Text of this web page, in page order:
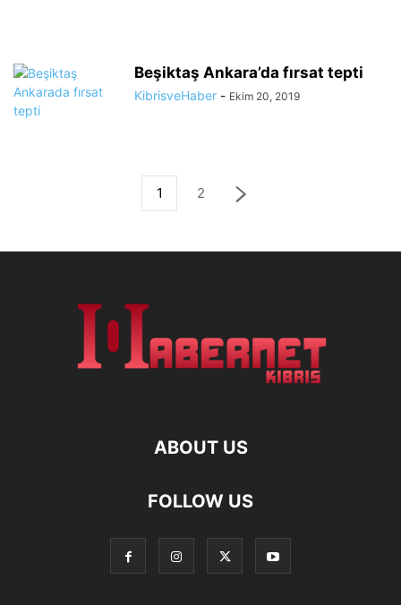
Beşiktaş Ankara’da fırsat tepti
KibrisveHaber - Ekim 20, 2019
1 2
ABOUT US
FOLLOW US